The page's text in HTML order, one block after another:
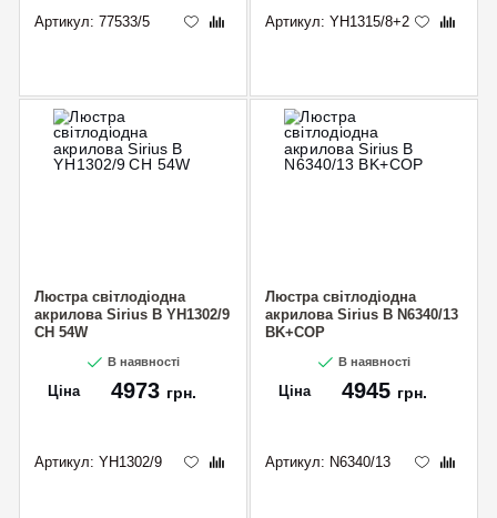
Артикул: 77533/5 Артикул: YH1315/8+2
Люстра світлодіодна
акрилова Sirius B YH1302/9
CH 54W
В наявності
Ціна 4973 грн.
Артикул: YH1302/9
Люстра світлодіодна
акрилова Sirius B N6340/13
BK+COP
В наявності
Ціна 4945 грн.
Артикул: N6340/13